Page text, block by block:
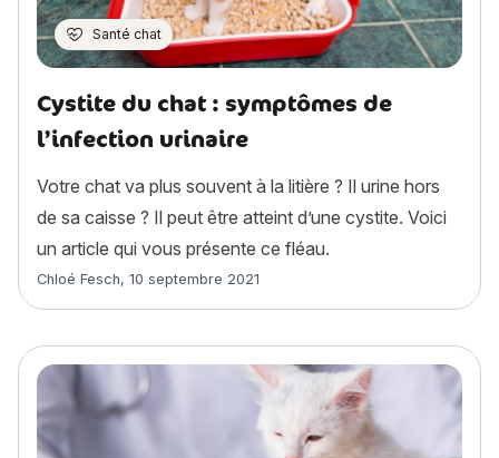
Santé chat
Cystite du chat : symptômes de
l’infection urinaire
Votre chat va plus souvent à la litière ? Il urine hors
de sa caisse ? Il peut être atteint d’une cystite. Voici
un article qui vous présente ce fléau.
Article rédigé par
Chloé Fesch, 10 septembre 2021